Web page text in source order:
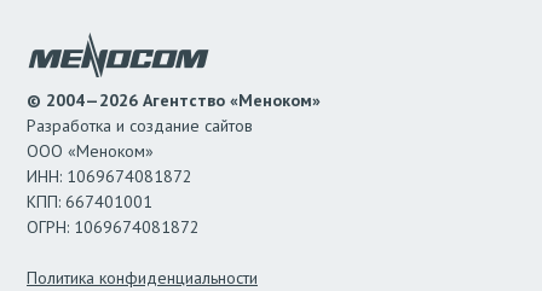
© 2004—2026 Агентство «Меноком»
Разработка и создание сайтов
ООО «Меноком»
ИНН: 1069674081872
КПП: 667401001
ОГРН: 1069674081872
Политика конфиденциальности